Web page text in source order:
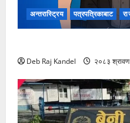
अन्तरास्ट्रिय पत्रपत्रिकाबाट
Deb Raj Kandel २०८३